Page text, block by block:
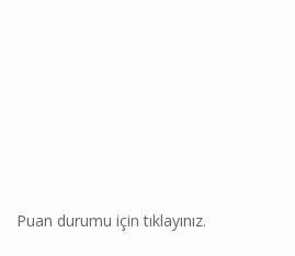
Puan durumu için tıklayınız.